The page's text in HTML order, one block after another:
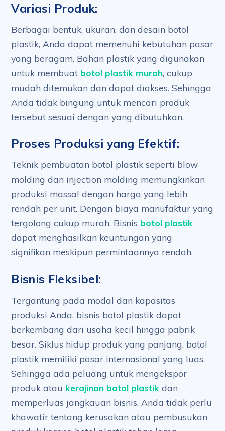
Variasi Produk:
Berbagai bentuk, ukuran, dan desain botol
plastik, Anda dapat memenuhi kebutuhan pasar
yang beragam. Bahan plastik yang digunakan
untuk membuat botol plastik murah, cukup
mudah ditemukan dan dapat diakses. Sehingga
Anda tidak bingung untuk mencari produk
tersebut sesuai dengan yang dibutuhkan.
Proses Produksi yang Efektif:
Teknik pembuatan botol plastik seperti blow
molding dan injection molding memungkinkan
produksi massal dengan harga yang lebih
rendah per unit. Dengan biaya manufaktur yang
tergolong cukup murah. Bisnis botol plastik
dapat menghasilkan keuntungan yang
signifikan meskipun permintaannya rendah.
Bisnis Fleksibel:
Tergantung pada modal dan kapasitas
produksi Anda, bisnis botol plastik dapat
berkembang dari usaha kecil hingga pabrik
besar. Siklus hidup produk yang panjang, botol
plastik memiliki pasar internasional yang luas.
Sehingga ada peluang untuk mengekspor
produk atau kerajinan botol plastik dan
memperluas jangkauan bisnis. Anda tidak perlu
khawatir tentang kerusakan atau pembusukan